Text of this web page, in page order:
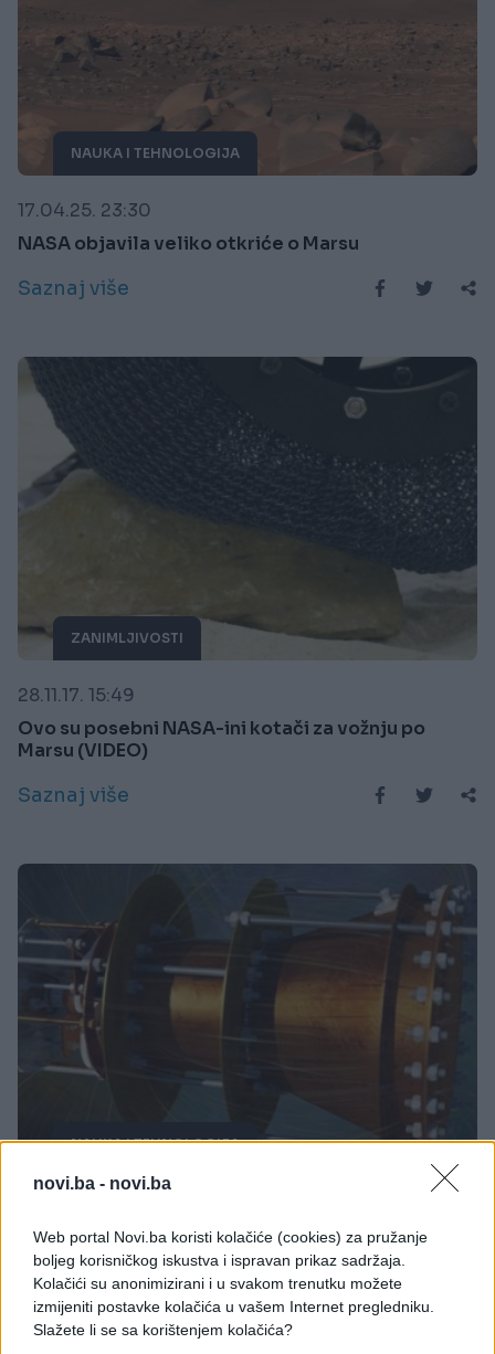
novi.ba - novi.ba
Web portal Novi.ba koristi kolačiće (cookies) za pružanje
boljeg korisničkog iskustva i ispravan prikaz sadržaja.
Kolačići su anonimizirani i u svakom trenutku možete
izmijeniti postavke kolačića u vašem Internet pregledniku.
Slažete li se sa korištenjem kolačića?
NAUKA I TEHNOLOGIJA
17.04.25. 23:30
NASA objavila veliko otkriće o Marsu
Saznaj više
ZANIMLJIVOSTI
28.11.17. 15:49
Ovo su posebni NASA-ini kotači za vožnju po
Marsu (VIDEO)
Saznaj više
NAUKA I TEHNOLOGIJA
Kinezi napravili pogon bez goriva: Nemoguć
motor koji prkosi zaskonima fizike
Saznaj više